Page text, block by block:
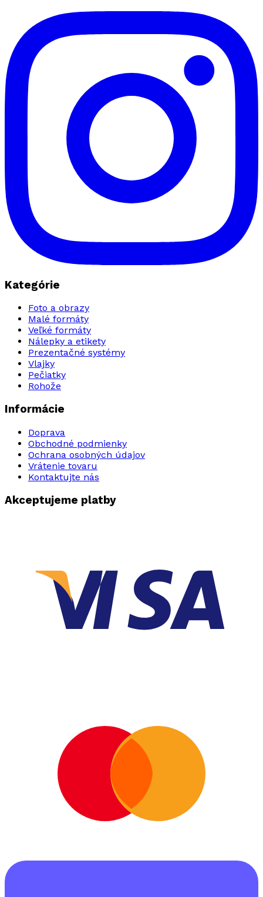
Kategórie
Foto a obrazy
Malé formáty
Veľké formáty
Nálepky a etikety
Prezentačné systémy
Vlajky
Pečiatky
Rohože
Informácie
Doprava
Obchodné podmienky
Ochrana osobných údajov
Vrátenie tovaru
Kontaktujte nás
Akceptujeme platby